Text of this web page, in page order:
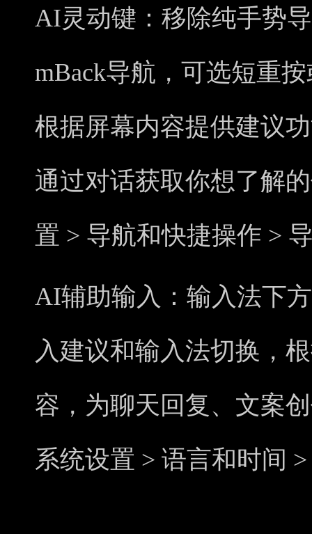
AI灵动键：移除纯手势
mBack导航，可选短重
根据屏幕内容提供建议
通过对话获取你想了解
置 > 导航和快捷操作 >
AI辅助输入：输入法下
入建议和输入法切换，
容，为聊天回复、文案
系统设置 > 语言和时间